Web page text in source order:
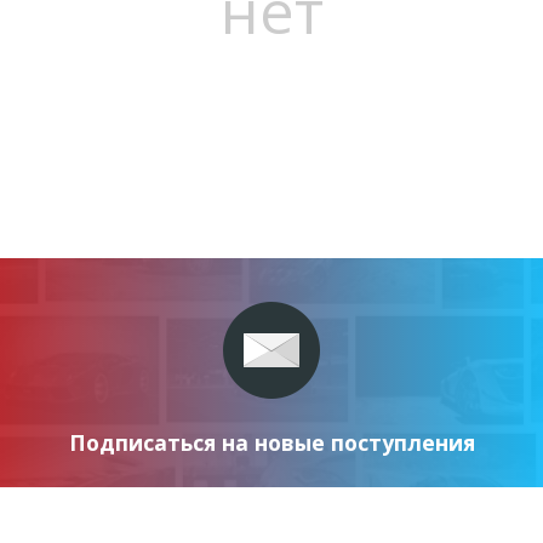
Подписаться на новые поступления